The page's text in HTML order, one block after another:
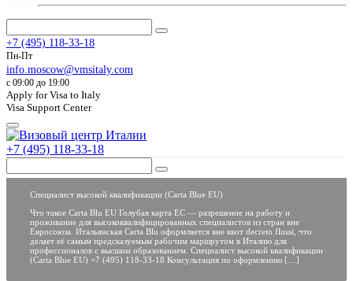
+7 (495) 118-33-18
Пн-Пт
info.moscow@vmsitaly.com
c 09:00 до 19:00
Apply for Visa to Italy
Visa Support Center
+7 (495) 118-33-18
Специалист высокой квалификации (Carta Blue EU)
Что такое Carta Blu EU Голубая карта ЕС — разрешение на работу и
проживание для высококвалифицированных специалистов из стран вне
Евросоюза. Итальянская Carta Blu оформляется вне квот decreto flussi, что
делает её самым предсказуемым рабочим маршрутом в Италию для
профессионалов с высшим образованием. Специалист высокой квалификации
(Carta Blue EU) +7 (495) 118-33-18 Консультация по оформлению […]